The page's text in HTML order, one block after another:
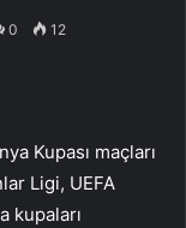
0 12
Kupası maçları
Ligi, UEFA
kupaları